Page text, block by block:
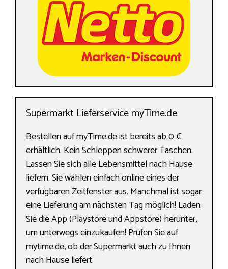
Supermarkt Lieferservice myTime.de
Bestellen auf myTime.de ist bereits ab 0 €
erhältlich. Kein Schleppen schwerer Taschen:
Lassen Sie sich alle Lebensmittel nach Hause
liefern. Sie wählen einfach online eines der
verfügbaren Zeitfenster aus. Manchmal ist sogar
eine Lieferung am nächsten Tag möglich! Laden
Sie die App (Playstore und Appstore) herunter,
um unterwegs einzukaufen! Prüfen Sie auf
mytime.de, ob der Supermarkt auch zu Ihnen
nach Hause liefert.